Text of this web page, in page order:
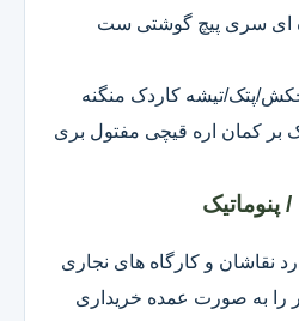
ای سری پیچ گوشتی ست
چکش/پتک/تیشه کاردک منگنه
بر کمان اره قیچی مفتول بری
پنوماتیک
نقاشان و کارگاه های نجاری
را به صورت عمده خریداری